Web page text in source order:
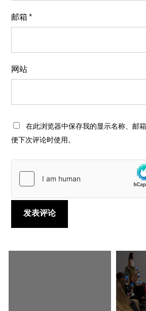
邮箱*
网站
在此浏览器中保存我的显示名称、邮
便下次评论时使用。